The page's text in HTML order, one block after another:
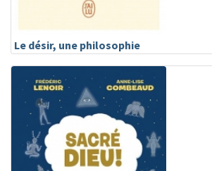
Le désir, une philosophie